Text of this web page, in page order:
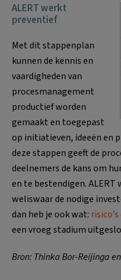
ALERT werkt
preventief
Met dit stappenplan
kunnen de kennis en
vaardigheden van
procesmanagement
productief worden
gemaakt en toegepast
op initiatieven, ideeën en
deze stappen geeft de
deelnemers de kans om
en te bestendigen.
weliswaar de nodige
dan heb je ook wat: risico’s
een vroeg stadium
Bron: Thinka Bor-Reijinga